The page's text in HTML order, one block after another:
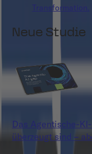
Transformation.
Neue Studie
Das Agentische-
überzeugt sind –